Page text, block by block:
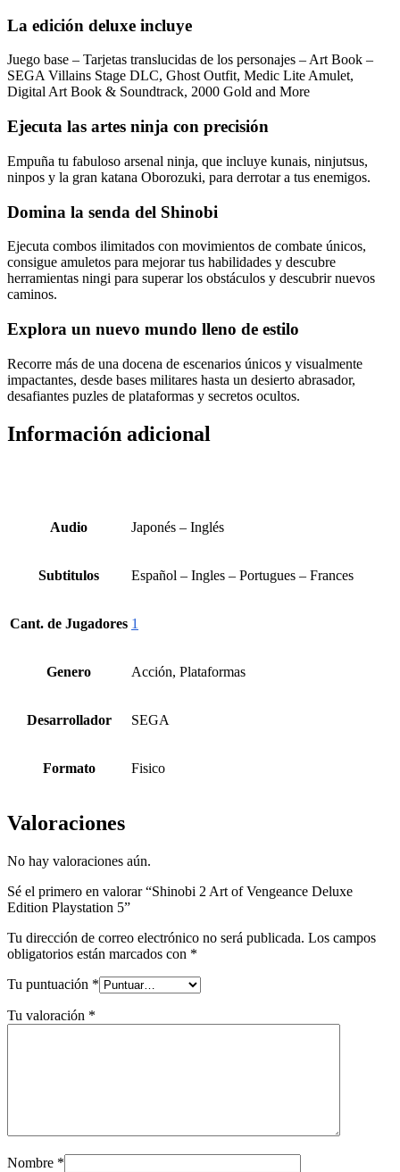
La edición deluxe incluye
Juego base – Tarjetas translucidas de los personajes – Art Book –
SEGA Villains Stage DLC, Ghost Outfit, Medic Lite Amulet,
Digital Art Book & Soundtrack, 2000 Gold and More
Ejecuta las artes ninja con precisión
Empuña tu fabuloso arsenal ninja, que incluye kunais, ninjutsus,
ninpos y la gran katana Oborozuki, para derrotar a tus enemigos.
Domina la senda del Shinobi
Ejecuta combos ilimitados con movimientos de combate únicos,
consigue amuletos para mejorar tus habilidades y descubre
herramientas ningi para superar los obstáculos y descubrir nuevos
caminos.
Explora un nuevo mundo lleno de estilo
Recorre más de una docena de escenarios únicos y visualmente
impactantes, desde bases militares hasta un desierto abrasador,
desafiantes puzles de plataformas y secretos ocultos.
Información adicional
Audio Japonés – Inglés
Subtitulos Español – Ingles – Portugues – Frances
Cant. de Jugadores 1
Genero Acción, Plataformas
Desarrollador SEGA
Formato Fisico
Valoraciones
No hay valoraciones aún.
Sé el primero en valorar “Shinobi 2 Art of Vengeance Deluxe
Edition Playstation 5”
Tu dirección de correo electrónico no será publicada. Los campos
obligatorios están marcados con *
Tu puntuación *
Tu valoración *
Nombre *